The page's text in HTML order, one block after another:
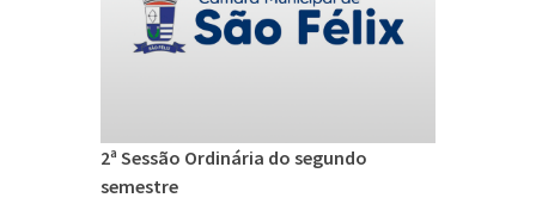
2ª Sessão Ordinária do segundo
semestre